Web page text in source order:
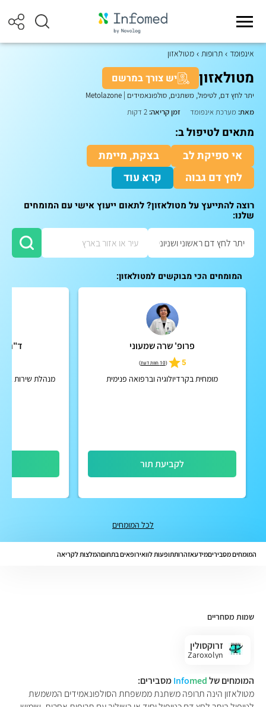
אינפומד תרופות מטולאזון
מטולאזון יש צורך במרשם
יתר לחץ דם, לטיפול, משתנים, סולפונאמידים Metolazone
מאת: מערכת אינפומד זמן קריאה:
מתאים לטיפול ב:
אי ספיקת לב
בצקת, מיימת
לחץ דם גבוה
קרא עוד
רוצה להתייעץ על מטולאזון? לתאום ייעוץ אישי עם המומחים
שלנו:
המומחים הכי מבוקשים למטולאזון:
פרופ' שרה שמעוני
5
(10 חוות דעת )
מומחית בקרדיולוגיה וברפואה פנימית
לקביעת תור
ד"ר
מנהלת שירות
לכל המומחים
המומחים מסביריםמידעאזהרותתופעות לוואירופאים בתחוםהמלצות לקריאה
שמות מסחריים
זרוקסולין
Zaroxolyn
המומחים של Infomed
מסבירים:
מטולאזון הינה תרופה משתנת ממשפחת הסולפונאמידים המשמשת